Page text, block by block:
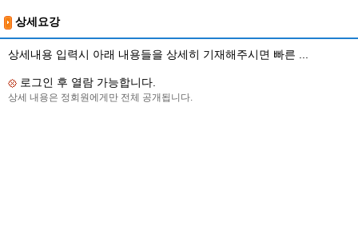
상세요강
상세내용 입력시 아래 내용들을 상세히 기재해주시면 빠른 ...
로그인 후 열람 가능합니다.
상세 내용은 정회원에게만 전체 공개됩니다.